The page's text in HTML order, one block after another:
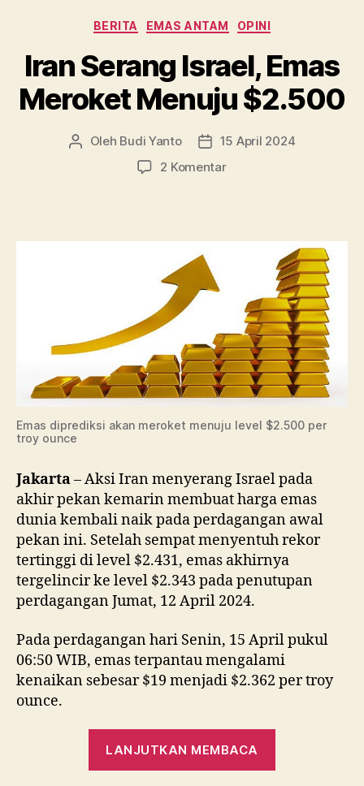
Kategori
BERITA EMAS ANTAM OPINI
Iran Serang Israel, Emas
Meroket Menuju $2.500
Penulis
Oleh Budi Yanto
Tanggal
artikel
15 April 2024
2 Komentarpada
Emas
Emas diprediksi akan meroket menuju level $2.500 per
troy ounce
Jakarta– Aksi Iran menyerang Israel pada
akhir pekan kemarin membuat harga emas
dunia kembali naik pada perdagangan awal
pekan ini. Setelah sempat menyentuh rekor
tertinggi di level $2.431, emas akhirnya
tergelincir ke level $2.343 pada penutupan
perdagangan Jumat, 12 April 2024.
Pada perdagangan hari Senin, 15 April pukul
06:50 WIB, emas terpantau mengalami
kenaikan sebesar $19 menjadi $2.362 per troy
ounce.
LANJUTKAN MEMBACA